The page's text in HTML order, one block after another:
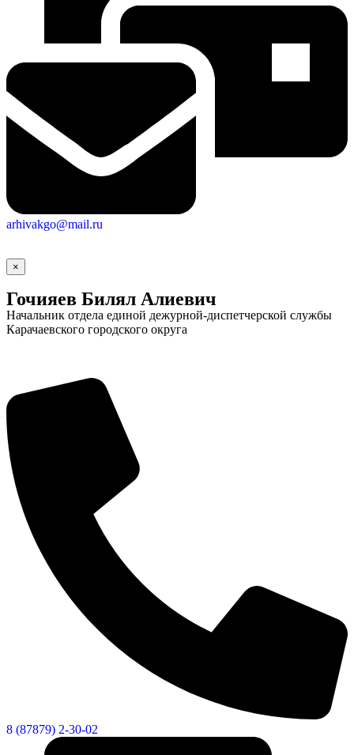
arhivakgo@mail.ru
×
Гочияев Билял Алиевич
Начальник отдела единой дежурной-диспетчерской службы
Карачаевского городского округа
8 (87879) 2-30-02